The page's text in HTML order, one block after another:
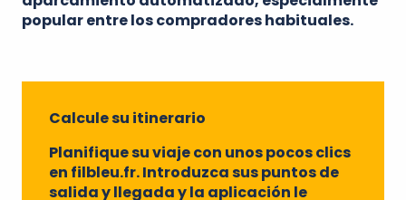
popular entre los compradores habituales.
Calcule su itinerario
Planifique su viaje con unos pocos clics
en filbleu.fr. Introduzca sus puntos de
salida y llegada y la aplicación le